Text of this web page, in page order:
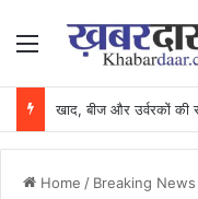
Menu
Home / Breaking News